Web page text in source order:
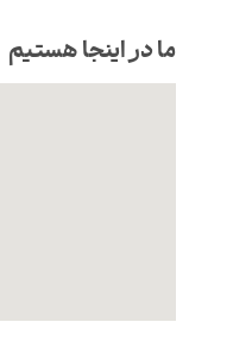
ما در اینجا هستیم